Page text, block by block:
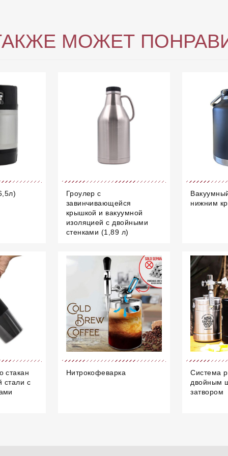
МОЖЕТ
Гроулер с
завинчивающейся
крышкой и вакуумной
изоляцией с двойными
стенками (1,89 л)
нижним
стакан
стали с
Нитрокофеварка
Система
двойным
затвором